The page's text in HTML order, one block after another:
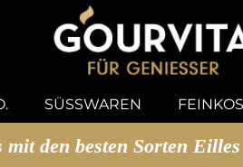
SÜSSWAREN
mit den besten Sorten Eilles